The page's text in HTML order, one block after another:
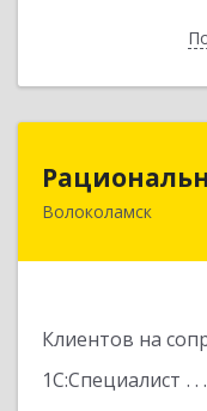
Волоколамск
Клиентов на
1С:Специалист
143600,